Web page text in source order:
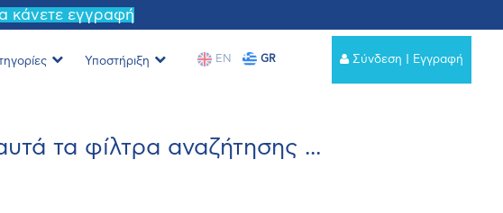
κάνετε εγγραφή
Υποστήριξη EN GR Σύνδεση | Εγγραφή
τα φίλτρα αναζήτησης ...